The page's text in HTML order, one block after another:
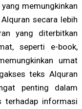
memungkinkan
secara lebih
yang diterbitkan
seperti e-book,
umat
teks Alquran
penting dalam
terhadap informasi